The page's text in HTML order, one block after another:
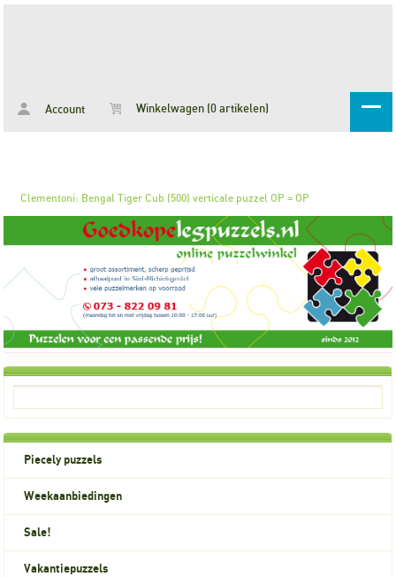
Account Winkelwagen (0 artikelen)
Clementoni: Bengal Tiger Cub (500) verticale puzzel OP = OP
Piecely puzzels
Weekaanbiedingen
Sale!
Vakantiepuzzels